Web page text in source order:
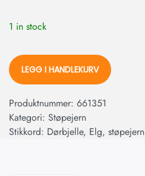
1 in stock
LEGG I HANDLEKURV
Produktnummer: 661351
Kategori: Støpejern
Stikkord: Dørbjelle, Elg, støpejern